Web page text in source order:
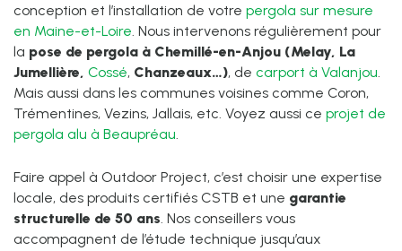
conception et l’installation de votre pergola sur mesure
en Maine-et-Loire . Nous intervenons régulièrement pour
la pose de pergola à Chemillé-en-Anjou (Melay, La
Jumellière, Cossé, Chanzeaux…), de carport à Valanjou
Mais aussi dans les communes voisines comme Coron,
Trémentines, Vezins, Jallais, etc. Voyez aussi ce projet de
pergola alu à Beaupréau
Faire appel à Outdoor Project, c’est choisir une expertise
locale, des produits certifiés CSTB et une garantie
structurelle de 50 ans . Nos conseillers vous
accompagnent de l’étude technique jusqu’aux